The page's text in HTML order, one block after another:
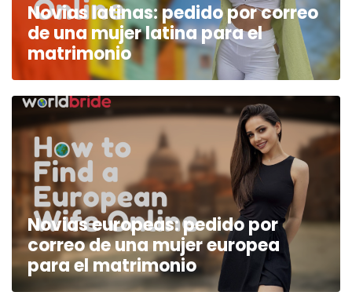
Novias latinas: pedido por correo
de una mujer latina para el
matrimonio
Novias europeas: pedido por
correo de una mujer europea
para el matrimonio